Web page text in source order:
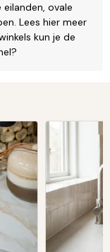
ovale
Lees hier meer
kun je de